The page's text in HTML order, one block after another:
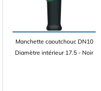
Manchette caoutchouc DN10
Diamètre intérieur 17.5 - Noir